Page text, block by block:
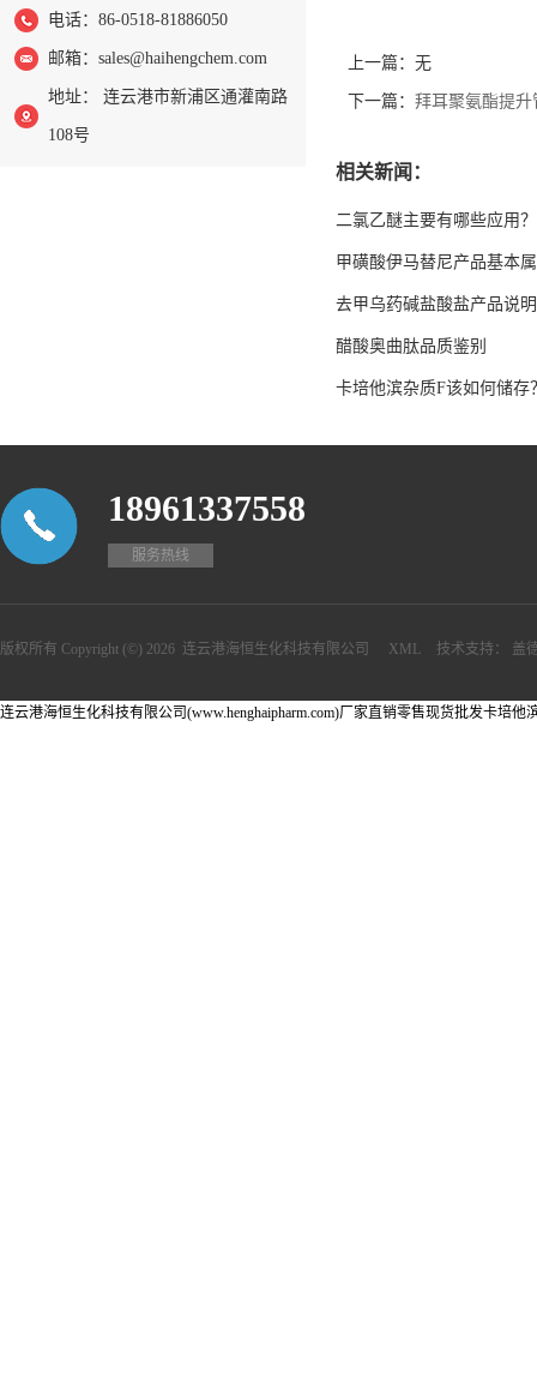
电话：86-0518-81886050
邮箱： sales@haihengchem.com
地址： 连云港市新浦区通灌南路
108号
上一篇：无
下一篇： 拜耳聚氨酯提
相关新闻：
二氯乙醚主要有哪些应用？
甲磺酸伊马替尼产品基本
去甲乌药碱盐酸盐产品说明
醋酸奥曲肽品质鉴别
卡培他滨杂质F该如何储存
18961337558
服务热线
版权所有 Copyright (©) 2026 连云港海恒生化科技有限公司 XML 技术支持： 盖
连云港海恒生化科技有限公司(www.henghaipharm.com)厂家直销零售现货批发卡培